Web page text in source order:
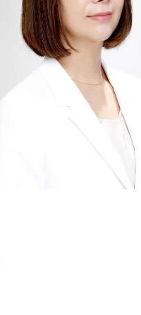
とでご
す。またWEB問診にも対応
ズに診療を行うことができ
いますが、あらかじめご了